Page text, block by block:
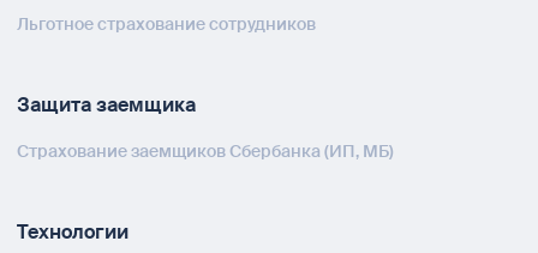
Льготное страхование сотрудников
Защита заемщика
Страхование заемщиков Сбербанка (ИП, МБ)
Технологии